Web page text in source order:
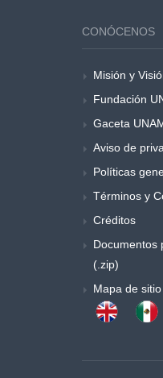
CONÓCENOS
Misión y
Fundación
Gaceta
Aviso de
Políticas
Términos y
Créditos
Documentos
(.zip)
Mapa de sitio